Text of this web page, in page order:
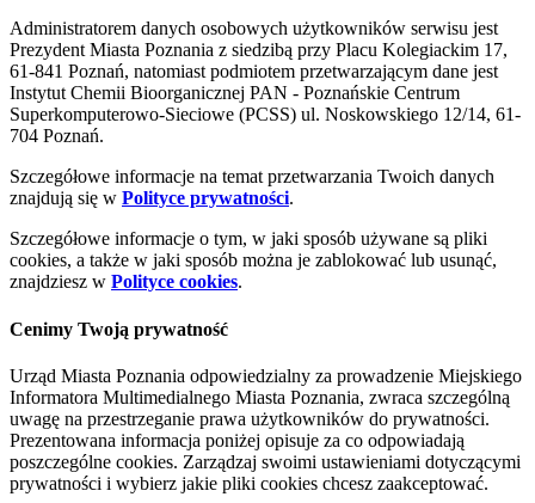
Administratorem danych osobowych użytkowników serwisu jest
Prezydent Miasta Poznania z siedzibą przy Placu Kolegiackim 17,
61-841 Poznań, natomiast podmiotem przetwarzającym dane jest
Instytut Chemii Bioorganicznej PAN - Poznańskie Centrum
Superkomputerowo-Sieciowe (PCSS) ul. Noskowskiego 12/14, 61-
704 Poznań.
Szczegółowe informacje na temat przetwarzania Twoich danych
znajdują się w Polityce prywatności.
Szczegółowe informacje o tym, w jaki sposób używane są pliki
cookies, a także w jaki sposób można je zablokować lub usunąć,
znajdziesz w Polityce cookies.
Cenimy Twoją prywatność
Urząd Miasta Poznania odpowiedzialny za prowadzenie Miejskiego
Informatora Multimedialnego Miasta Poznania, zwraca szczególną
uwagę na przestrzeganie prawa użytkowników do prywatności.
Prezentowana informacja poniżej opisuje za co odpowiadają
poszczególne cookies. Zarządzaj swoimi ustawieniami dotyczącymi
prywatności i wybierz jakie pliki cookies chcesz zaakceptować.